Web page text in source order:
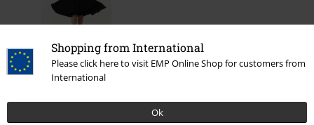
Shopping from International
Please click here to visit EMP Online Shop for customers from
International
Ok
%
649:-